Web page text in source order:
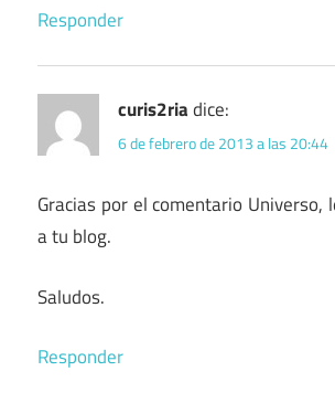
Responder
curis2riadice:
6 de febrero de 2013 a las 20:44
Gracias por el comentario Universo,
a tu blog.
Saludos.
Responder